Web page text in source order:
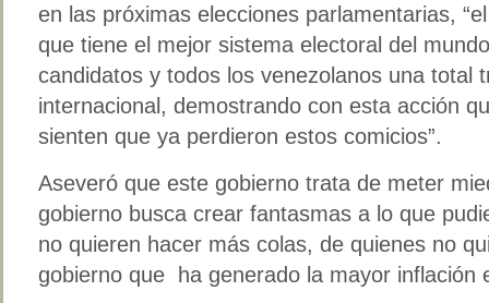
en las próximas elecciones parlamentarias,
que tiene el mejor sistema electoral del
candidatos y todos los venezolanos una total
internacional, demostrando con esta acción
sienten que ya perdieron estos comicios”.
Aseveró que este gobierno trata de meter
gobierno busca crear fantasmas a lo que
no quieren hacer más colas, de quienes no
gobierno que ha generado la mayor inflación